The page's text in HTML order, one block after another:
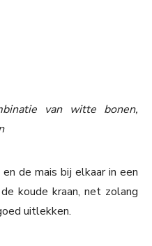
van witte bonen,
de mais bij elkaar in een
koude kraan, net zolang
uitlekken.